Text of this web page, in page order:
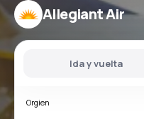
Allegiant Air
Ida y vuelta
Orgien